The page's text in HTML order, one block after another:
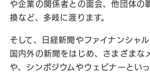
や企業の関係者との面会、他団体の
換など、多岐に渡ります。
そして、日経新聞やファイナンシャル
国内外の新聞をはじめ、さまざまな
や、シンポジウムやウェビナーとい